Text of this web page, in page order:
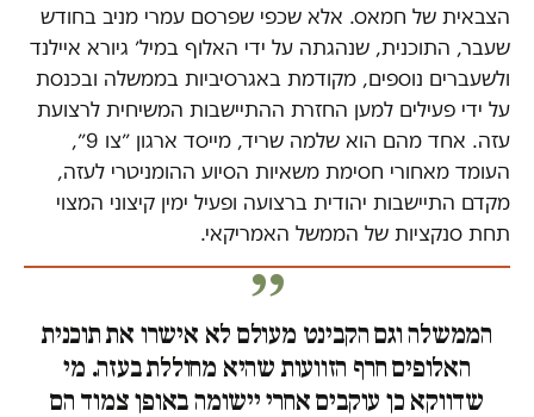
הצבאית של חמאס. אלא שכפי שפרסם עמרי מניב בחודש
שעבר, התוכנית, שנהגתה על ידי האלוף במיל׳ גיורא איילנד
ולשעברים נוספים, מקודמת באגרסיביות בממשלה ובכנסת
על ידי פעילים למען החזרת ההתיישבות המשיחית לרצועת
עזה. אחד מהם הוא שלמה שריד, מייסד ארגון ״צו 9״,
העומד מאחורי חסימת משאיות הסיוע ההומניטרי לעזה,
מקדם התיישבות יהודית ברצועה ופעיל ימין קיצוני המצוי
תחת סנקציות של הממשל האמריקאי.
הממשלה וגם הקבינט מעולם לא אישרו את תוכנית
האלופים חרף הזוועות שהיא מחוללת בעזה. מי
שדווקא כן עוקבים אחרי יישומה באופן צמוד הם